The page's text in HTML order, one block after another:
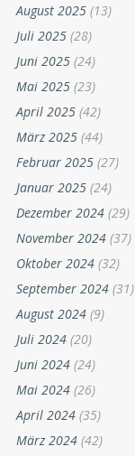
August 2025 (13)
Juli 2025 (28)
Juni 2025 (24)
Mai 2025 (23)
April 2025 (42)
März 2025 (44)
Februar 2025 (27)
Januar 2025 (24)
Dezember 2024 (29)
November 2024 (37)
Oktober 2024 (32)
September 2024 (31)
August 2024 (9)
Juli 2024 (20)
Juni 2024 (24)
Mai 2024 (26)
April 2024 (35)
März 2024 (42)